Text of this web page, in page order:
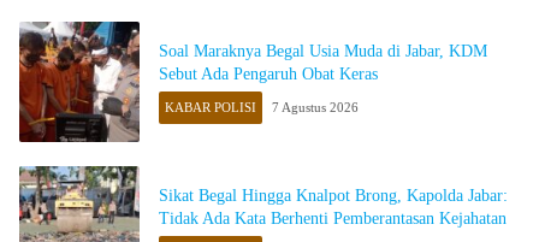
Soal Maraknya Begal Usia Muda di Jabar, KDM
Sebut Ada Pengaruh Obat Keras
KABAR POLISI 7 Agustus 2026
Sikat Begal Hingga Knalpot Brong, Kapolda Jabar:
Tidak Ada Kata Berhenti Pemberantasan Kejahatan